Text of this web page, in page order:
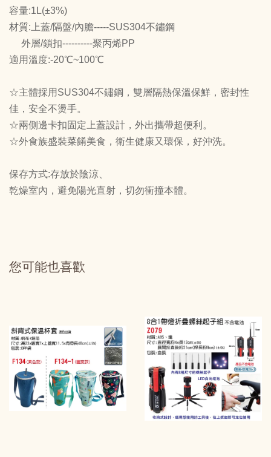
容量:1L(±3%)
材質:上蓋/隔盤/內膽-----SUS304不鏽鋼
外層/鎖扣----------聚丙烯PP
適用溫度:-20℃~100℃
☆主體採用SUS304不鏽鋼，雙層隔熱保溫保鮮，密封性
佳，安全不燙手。
☆兩側邊卡扣固定上蓋設計，外出攜帶超便利。
☆外食族盛裝菜餚美食，衛生健康又環保，好沖洗。
保存方式:存放於陰涼、
乾燥室內，避免陽光直射，切勿衝撞本體。
您可能也喜歡